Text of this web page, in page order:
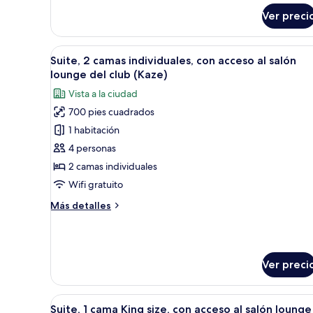
salón
lounge
del
club
clásica,
cama
King
con
acceso
al
salón
lounge
club
Ver
Abrir
todas
las
fotos
de
Suite,
2
camas
individuales,
acceso
del
club
(Kaze)
1 habitación, minibar y caja
9
Suite, 2 camas individuales, con acceso al salón
lounge del club (Kaze)
Vista a la ciudad
700 pies cuadrados
1 habitación
4 personas
2 camas individuales
Wifi gratuito
Más detalles
Más
individuales,
con
acceso
Ver
Abrir
1 habitación, minibar y caja
8
Suite, 1 cama King size, con acceso al salón lounge